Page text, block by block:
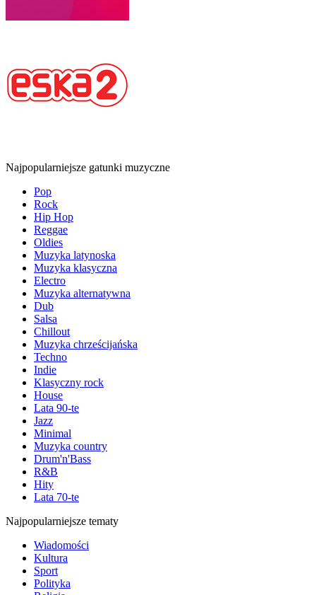
Najpopularniejsze gatunki muzyczne
Pop
Rock
Hip Hop
Reggae
Oldies
Muzyka latynoska
Muzyka klasyczna
Electro
Muzyka alternatywna
Dub
Salsa
Chillout
Muzyka chrześcijańska
Techno
Indie
Klasyczny rock
House
Lata 90-te
Jazz
Minimal
Muzyka country
Drum'n'Bass
R&B
Hity
Lata 70-te
Najpopularniejsze tematy
Wiadomości
Kultura
Sport
Polityka